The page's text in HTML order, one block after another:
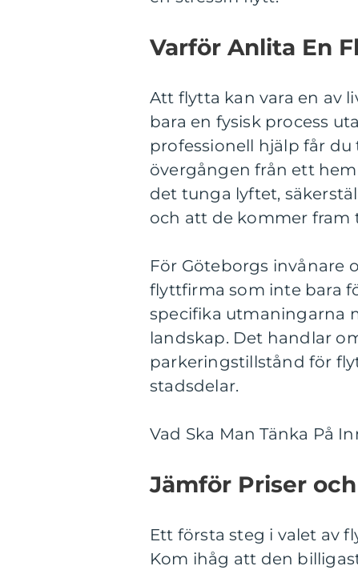
Varför Anlita En
Att flytta kan vara en av
bara en fysisk process
professionell hjälp får
övergången från ett
det tunga lyftet,
och att de kommer fram
För Göteborgs invånare
flyttfirma som inte bara
specifika utmaningarna
landskap. Det handlar
parkeringstillstånd för
stadsdelar.
Vad Ska Man Tänka På
Jämför Priser
Ett första steg i valet av
Kom ihåg att den